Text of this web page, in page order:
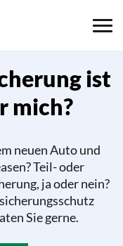
ist
mich?
neuen Auto und
Teil- oder
ja oder nein?
Sie gerne.